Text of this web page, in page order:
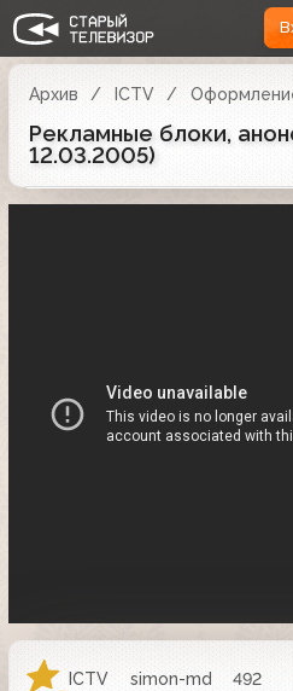
Архив ICTV
Рекламные блоки,
12.03.2005)
ICTV simon-md
492